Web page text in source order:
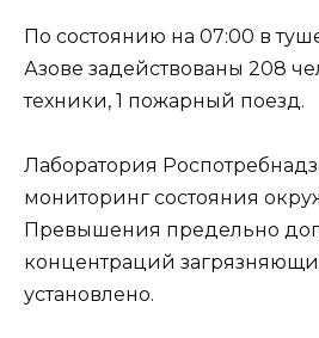
По состоянию на 07:00 в
Азове задействованы 208
техники, 1 пожарный поезд.
Лаборатория
мониторинг состояния
Превышения предельно
концентраций
установлено.